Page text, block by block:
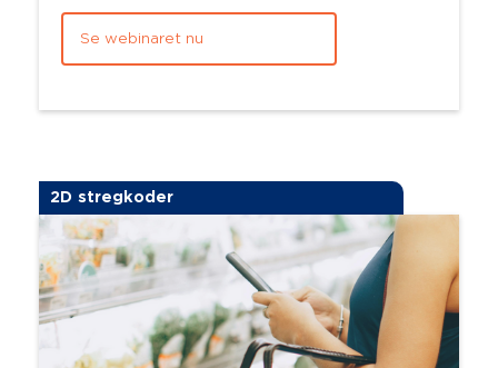
me...
Se webinaret nu
2D stregkoder